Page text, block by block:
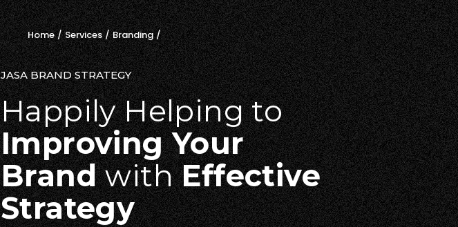
Home / Services / Branding /
JASA BRAND STRATEGY
Happily Helping to
Improving Your
BrandwithEffective
Strategy